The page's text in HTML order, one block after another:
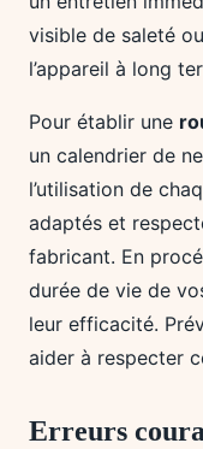
visible de saleté
l’appareil à long
Pour établir une
un calendrier de
l’utilisation de
adaptés et
fabricant. En
durée de vie de
leur efficacité.
aider à respecter
Erreurs